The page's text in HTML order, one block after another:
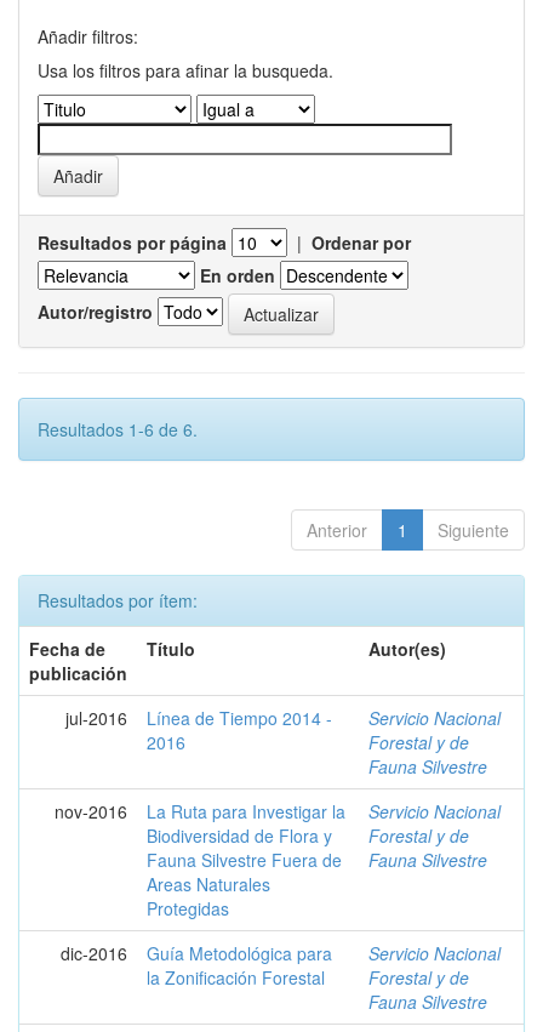
Añadir filtros:
Usa los filtros para afinar la busqueda.
Resultados por página | Ordenar por
En orden
Autor/registro
Resultados 1-6 de 6.
Anterior 1 Siguiente
Resultados por ítem:
Fecha de
publicación
Título Autor(es)
jul-2016
Línea de Tiempo 2014 -
2016
Servicio Nacional
Forestal y de
Fauna Silvestre
nov-2016
La Ruta para Investigar la
Biodiversidad de Flora y
Fauna Silvestre Fuera de
Areas Naturales
Protegidas
Servicio Nacional
Forestal y de
Fauna Silvestre
dic-2016
Guía Metodológica para
la Zonificación Forestal
Servicio Nacional
Forestal y de
Fauna Silvestre